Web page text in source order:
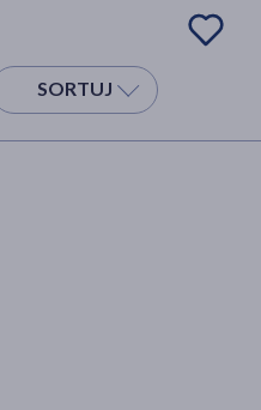
SORTUJ